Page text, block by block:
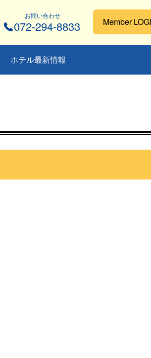
お問い合わせ
072-294-8833
ホテル最新情報